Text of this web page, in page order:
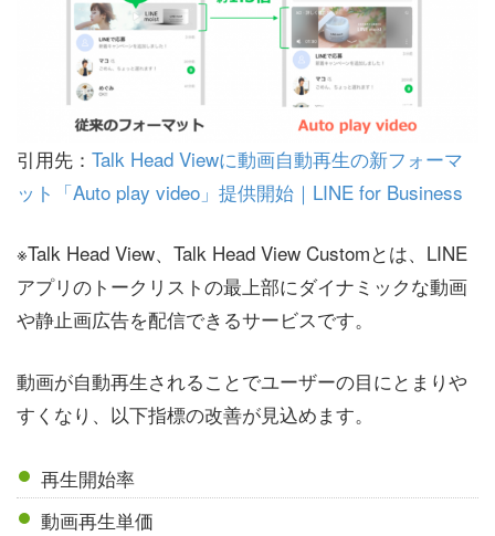
引用先： Talk Head Viewに動画自動再生の新フォーマ
ット「Auto play video」提供開始｜LINE for Business
※Talk Head View、Talk Head View Customとは、LINE
アプリのトークリストの最上部にダイナミックな動画
や静止画広告を配信できるサービスです。
動画が自動再生されることでユーザーの目にとまりや
すくなり、以下指標の改善が見込めます。
再生開始率
動画再生単価